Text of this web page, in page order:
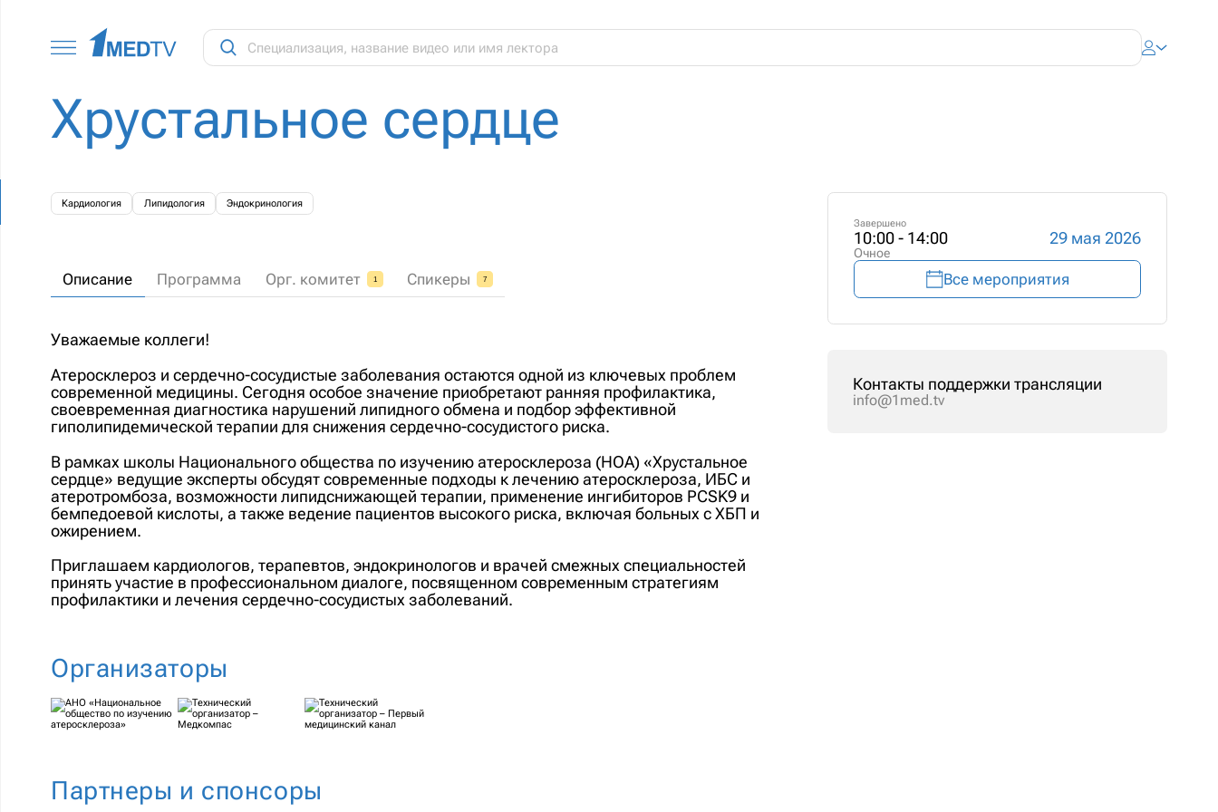
Хрустальное сердце
Кардиология Липидология Эндокринология
Описание Программа Орг. комитет 1 Спикеры 7
Уважаемые коллеги!
Атеросклероз и сердечно-сосудистые заболевания остаются одной из ключевых проблем
современной медицины. Сегодня особое значение приобретают ранняя профилактика,
своевременная диагностика нарушений липидного обмена и подбор эффективной
гиполипидемической терапии для снижения сердечно-сосудистого риска.
В рамках школы Национального общества по изучению атеросклероза (НОА) «Хрустальное
сердце» ведущие эксперты обсудят современные подходы к лечению атеросклероза, ИБС и
атеротромбоза, возможности липидснижающей терапии, применение ингибиторов PCSK9 и
бемпедоевой кислоты, а также ведение пациентов высокого риска, включая больных с ХБП и
ожирением.
Приглашаем кардиологов, терапевтов, эндокринологов и врачей смежных специальностей
принять участие в профессиональном диалоге, посвященном современным стратегиям
профилактики и лечения сердечно-сосудистых заболеваний.
Организаторы
Партнеры и спонсоры
Завершено
10:00 - 14:00 29 мая 2026
Очное
Все мероприятия
Контакты поддержки трансляции
info@1med.tv